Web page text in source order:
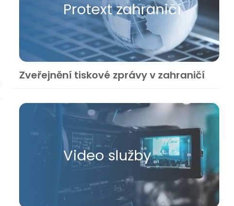
Protext zahraničí
Zveřejnění tiskové zprávy v zahraničí
Video služby